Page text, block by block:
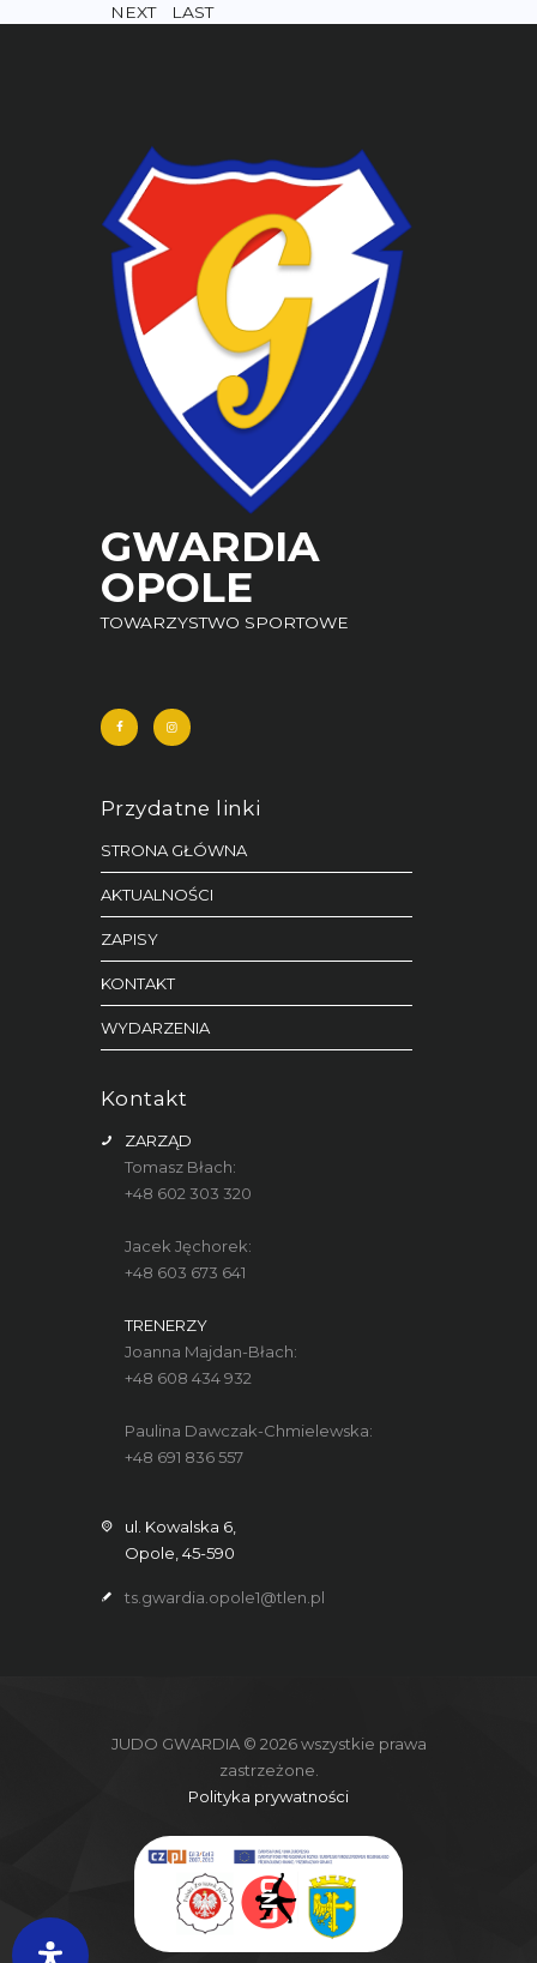
NEXT
LAST
GWARDIA
OPOLE
TOWARZYSTWO SPORTOWE
Przydatne linki
STRONA GŁÓWNA
AKTUALNOŚCI
ZAPISY
KONTAKT
WYDARZENIA
Kontakt
ZARZĄD
Tomasz Błach:
+48 602 303 320
Jacek Jęchorek:
+48 603 673 641
TRENERZY
Joanna Majdan-Błach:
+48 608 434 932
Paulina Dawczak-Chmielewska:
+48 691 836 557
ul. Kowalska 6,
Opole, 45-590
ts.gwardia.opole1@tlen.pl
JUDO GWARDIA © 2026 wszystkie prawa
zastrzeżone.
Polityka prywatności